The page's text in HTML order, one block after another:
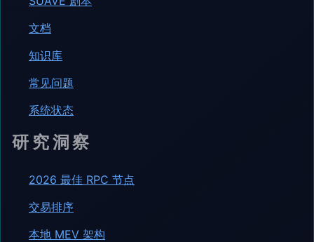
文档
知识库
常见问题
系统状态
研究洞察
2026 最佳 RPC 节点
交易排序
本地 MEV 架构